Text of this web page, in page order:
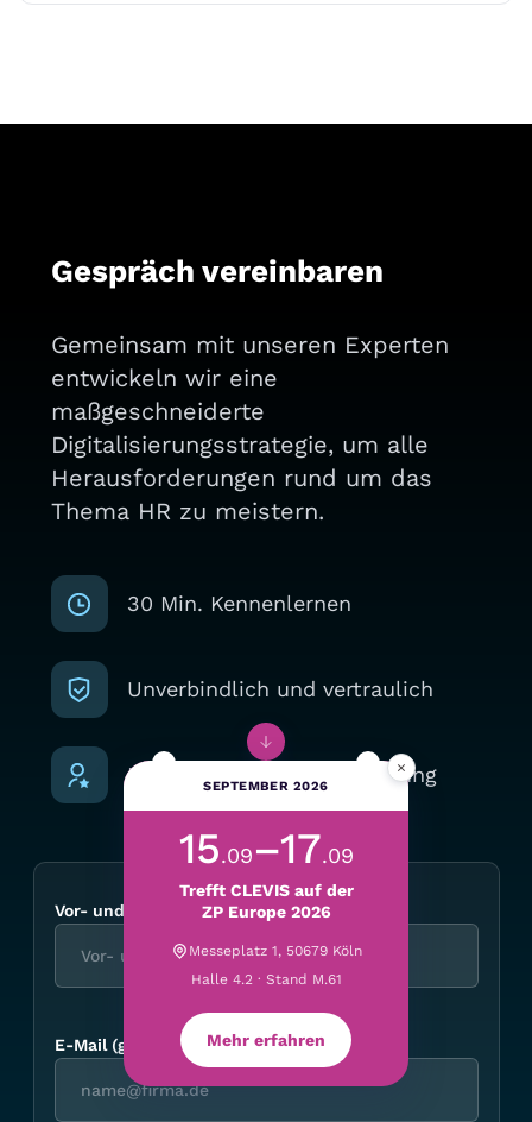
Gespräch vereinbaren
Gemeinsam mit unseren Experten
entwickeln wir eine
maßgeschneiderte
Digitalisierungsstrategie, um alle
Herausforderungen rund um das
Thema HR zu meistern.
30 Min. Kennenlernen
Unverbindlich und vertraulich
Individuelle Expertenberatung
Vor- und Nachname*
E-Mail (geschäftlich)*
×
SEPTEMBER 2026
15.09–17.09
Trefft CLEVIS auf der
ZP Europe 2026
Messeplatz 1, 50679 Köln
Halle 4.2 · Stand M.61
Mehr erfahren